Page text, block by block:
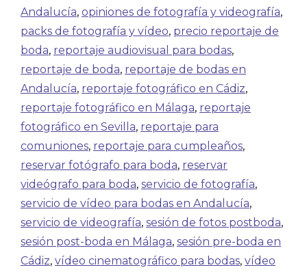
Andalucía, opiniones de fotografía y videografía,
packs de fotografía y vídeo, precio reportaje de
boda, reportaje audiovisual para bodas,
reportaje de boda, reportaje de bodas en
Andalucía, reportaje fotográfico en Cádiz,
reportaje fotográfico en Málaga, reportaje
fotográfico en Sevilla, reportaje para
comuniones, reportaje para cumpleaños,
reservar fotógrafo para boda, reservar
videógrafo para boda, servicio de fotografía,
servicio de vídeo para bodas en Andalucía,
servicio de videografía, sesión de fotos postboda,
sesión post-boda en Málaga, sesión pre-boda en
Cádiz, vídeo cinematográfico para bodas, vídeo